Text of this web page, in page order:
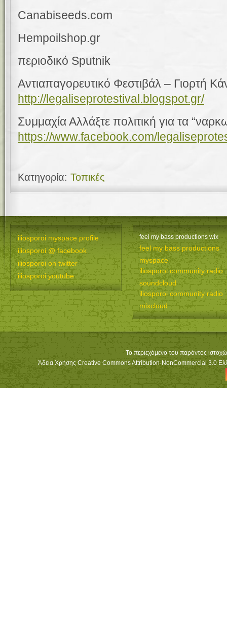
Canabiseeds.com
Hempoilshop.gr
περιοδικό Sputnik
Αντιαπαγορευτικό Φεστιβάλ – Γιορτή
http://legaliseprotestival.blogspot.gr/
Συμμαχία Αλλάξτε πολιτική για τα
https://www.facebook.com/
Κατηγορία: Τοπικές
iliosporoi myspace profile
iliosporoi @ facebook
iliosporoi on twitter
iliosporoi youtube
feel my bass productions wix
feel my bass productions
myspace
iliosporoi community radio
soundcloud
iliosporoi community radio
mixcloud
Το περιεχόμενο του παρόντος
Άδεια Χρήσης Creative Commons Attribution-NonCommercial 3.0